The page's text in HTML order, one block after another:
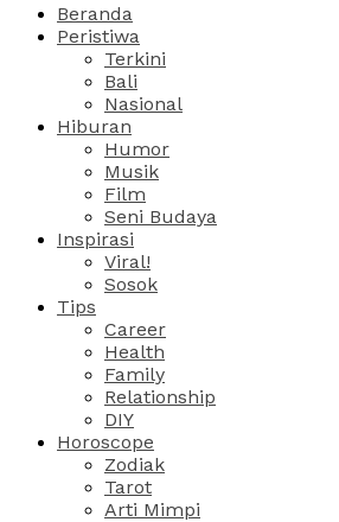
Beranda
Peristiwa
Terkini
Bali
Nasional
Hiburan
Humor
Musik
Film
Seni Budaya
Inspirasi
Viral!
Sosok
Tips
Career
Health
Family
Relationship
DIY
Horoscope
Zodiak
Tarot
Arti Mimpi